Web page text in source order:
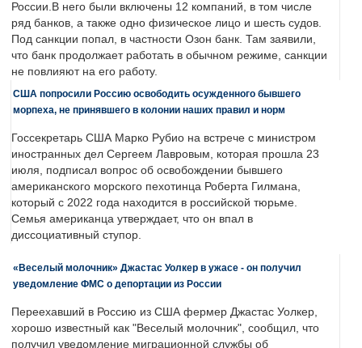
России.В него были включены 12 компаний, в том числе
ряд банков, а также одно физическое лицо и шесть судов.
Под санкции попал, в частности Озон банк. Там заявили,
что банк продолжает работать в обычном режиме, санкции
не повлияют на его работу.
США попросили Россию освободить осужденного бывшего
морпеха, не принявшего в колонии наших правил и норм
Госсекретарь США Марко Рубио на встрече с министром
иностранных дел Сергеем Лавровым, которая прошла 23
июля, подписал вопрос об освобождении бывшего
американского морского пехотинца Роберта Гилмана,
который с 2022 года находится в российской тюрьме.
Семья американца утверждает, что он впал в
диссоциативный ступор.
«Веселый молочник» Джастас Уолкер в ужасе - он получил
уведомление ФМС о депортации из России
Переехавший в Россию из США фермер Джастас Уолкер,
хорошо известный как "Веселый молочник", сообщил, что
получил уведомление миграционной службы об